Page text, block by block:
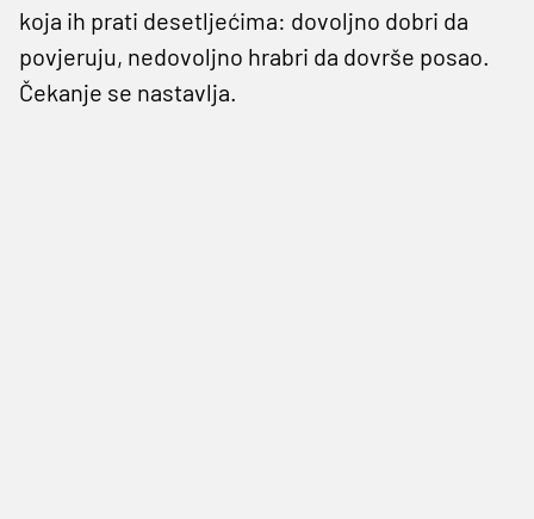
koja ih prati desetljećima: dovoljno dobri da
povjeruju, nedovoljno hrabri da dovrše posao.
Čekanje se nastavlja.